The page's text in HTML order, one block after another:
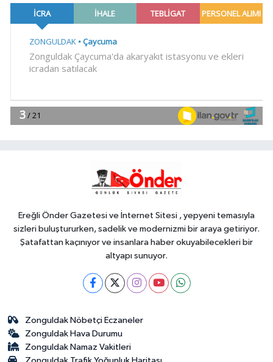
Muratpaşa'da büyüyor
10:38Üniversitelerde yeni dönem!
10:26
Caddesi'ne özel asfalt dokunuşu
Ereğli Önder Gazetesi ve İnternet Sitesi , yepyeni temasıyla
sizleri buluştururken, sadelik ve modernizmi bir araya getiriyor.
Şatafattan kaçınıyor ve insanlara haber okuyabilecekleri bir
altyapı sunuyor.
Zonguldak Nöbetçi Eczaneler
Zonguldak Hava Durumu
Zonguldak Namaz Vakitleri